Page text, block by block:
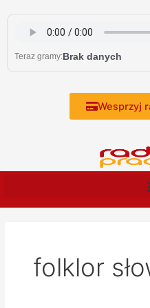
content
Teraz gramy:Brak danych
Wesprzyj
folklor